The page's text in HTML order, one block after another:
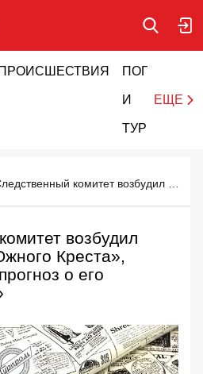
ПРОИСШЕСТВИЯ ПОГОДА
И
ТУРИЗМ
ЕЩЕ
возбудил
Креста»,
о его